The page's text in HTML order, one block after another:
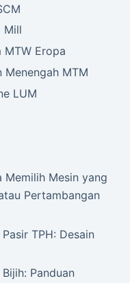
Mill
MTW Eropa
Menengah MTM
LUM
Memilih Mesin yang
Pertambangan
TPH: Desain
Panduan